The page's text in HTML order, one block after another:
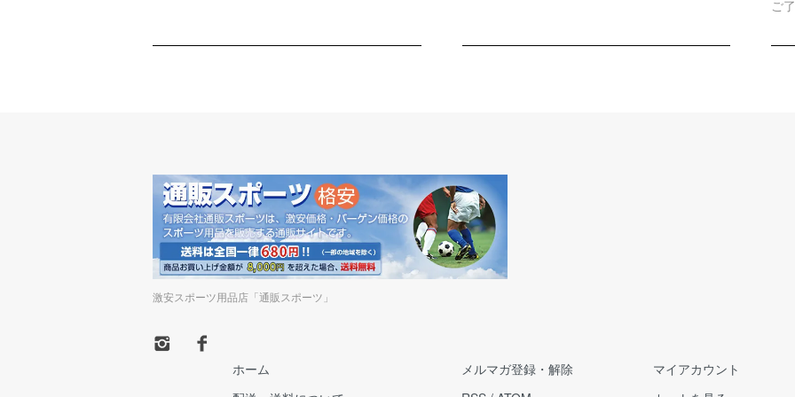
ご
激安スポーツ用品店「通販スポーツ」
ホーム
メルマガ登録・解除
マイアカウント